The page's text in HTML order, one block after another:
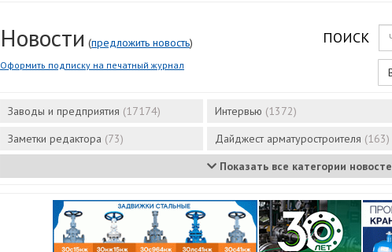
Новости (предложить новость)
Оформить подписку на печатный журнал
ПОИСК
Заводы и предприятия (17174) Интервью (1372)
Заметки редактора (73) Дайджест арматуростроителя (163)
Показать все категории